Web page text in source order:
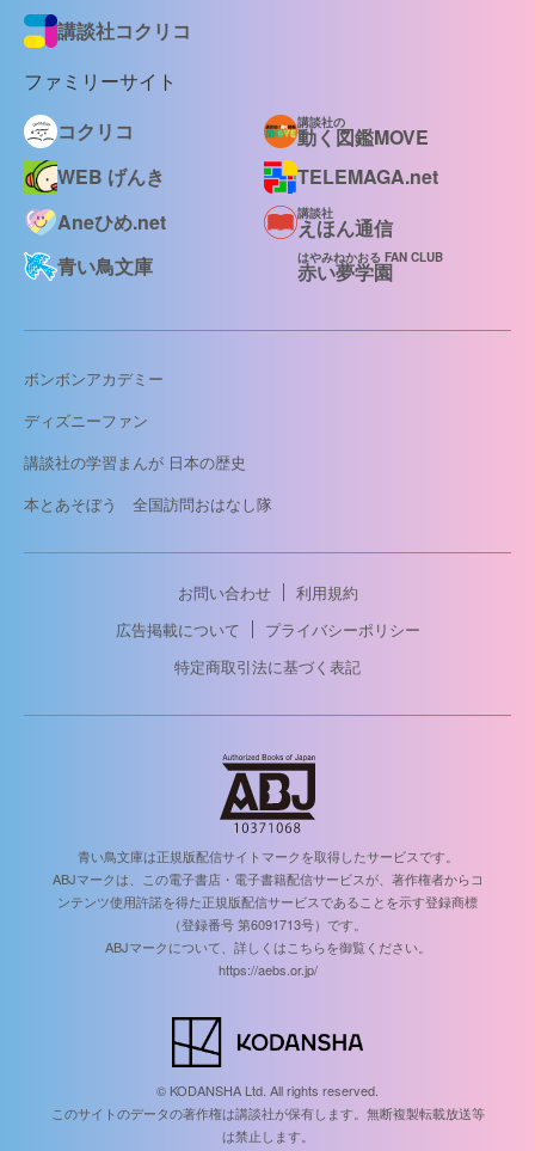
講談社コクリコ
ファミリーサイト
コクリコ
講談社の
動く図鑑MOVE
WEB げんき
TELEMAGA.net
Aneひめ.net
講談社
えほん通信
青い鳥文庫
はやみねかおる FAN CLUB
赤い夢学園
ボンボンアカデミー
ディズニーファン
講談社の学習まんが 日本の歴史
本とあそぼう 全国訪問おはなし隊
お問い合わせ
利用規約
広告掲載について
プライバシーポリシー
特定商取引法に基づく表記
青い鳥文庫は正規版配信サイトマークを取得したサービスです。
ABJマークは、この電子書店・電子書籍配信サービスが、著作権者からコ
ンテンツ使用許諾を得た正規版配信サービスであることを示す登録商標
（登録番号 第6091713号）です。
ABJマークについて、詳しくはこちらを御覧ください。
https://aebs.or.jp/
© KODANSHA Ltd. All rights reserved.
このサイトのデータの著作権は講談社が保有します。無断複製転載放送等
は禁止します。